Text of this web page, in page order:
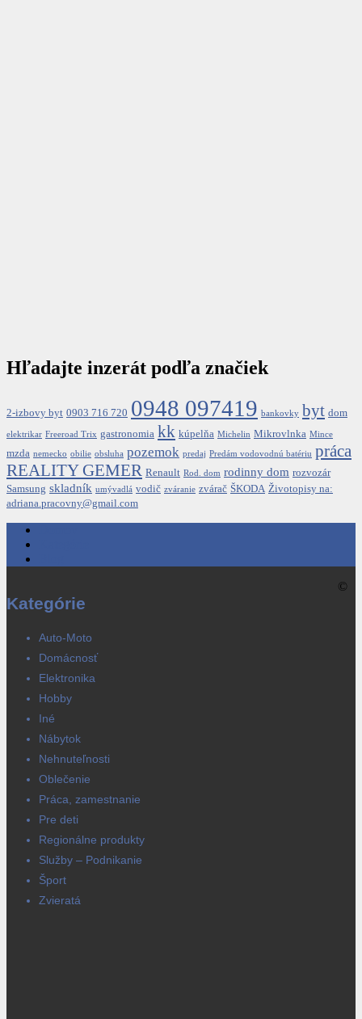
Hľadajte inzerát podľa značiek
2-izbovy byt 0903 716 720 0948 097419 bankovky byt dom
elektrikar Freeroad Trix gastronomia kk kúpelňa Michelin Mikrovlnka Mince
mzda nemecko obilie obsluha pozemok predaj Predám vodovodnú batériu práca
REALITY GEMER Renault Rod. dom rodinny dom rozvozár
Samsung skladník umývadlá vodič zváranie zvárač ŠKODA Životopisy na:
adriana.pracovny@gmail.com
Kategórie
Auto-Moto
Domácnosť
Elektronika
Hobby
Iné
Nábytok
Nehnuteľnosti
Oblečenie
Práca, zamestnanie
Pre deti
Regionálne produkty
Služby – Podnikanie
Šport
Zvieratá
©